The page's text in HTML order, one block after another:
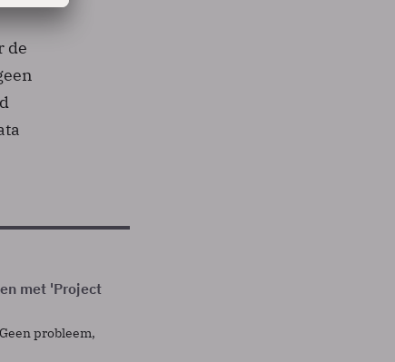
de
met 'Project
probleem,